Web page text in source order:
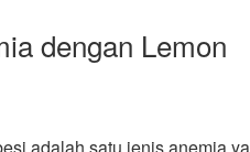
dengan Lemon
adalah satu jenis anemia